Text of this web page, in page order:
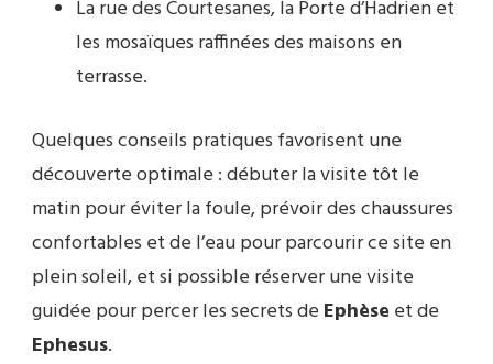
La rue des Courtesanes, la Porte d’Hadrien et
les mosaïques raffinées des maisons en
terrasse.
Quelques conseils pratiques favorisent une
découverte optimale : débuter la visite tôt le
matin pour éviter la foule, prévoir des chaussures
confortables et de l’eau pour parcourir ce site en
plein soleil, et si possible réserver une visite
guidée pour percer les secrets de Ephèse et de
Ephesus.